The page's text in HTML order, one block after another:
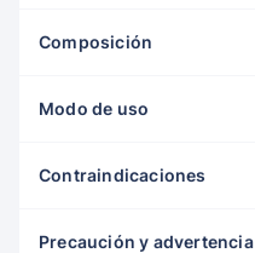
Composición
Modo de uso
Contraindicaciones
Precaución y advertencia